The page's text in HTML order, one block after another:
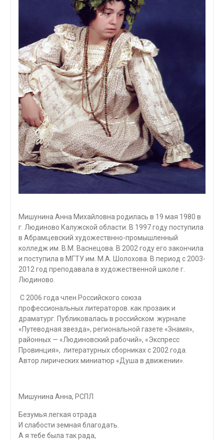
Мишунина Анна Михайловна родилась в 19 мая 1980 в
г. Людиново Калужской области. В 1997 году поступила
в Абрамцевский художествнно-промышленный
колледж им. В.М. Васнецова. В 2002 году его закончила
и поступила в МГТУ им. М.А. Шолохова. В период с 2003-
2012 год преподавала в художественной школе г.
Людиново.
С 2006 года член Российского союза
профессиональных литераторов. как прозаик и
драматург. Публиковалась в российском журнале
«Путеводная звезда», региональной газете «Знамя»,
районных — «Людиновский рабочий», «Экспресс
Провинция», литературных сборниках с 2002 года.
Автор лирических миниатюр «Душа в движении».
Мишунина Анна, РСПЛ
Безумья легкая отрада
И слабости земная благодать.
А я тебе была так рада,